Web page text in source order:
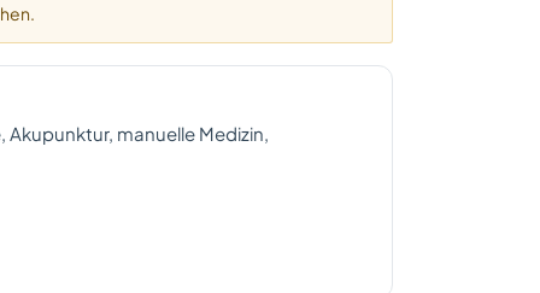
manuelle Medizin,